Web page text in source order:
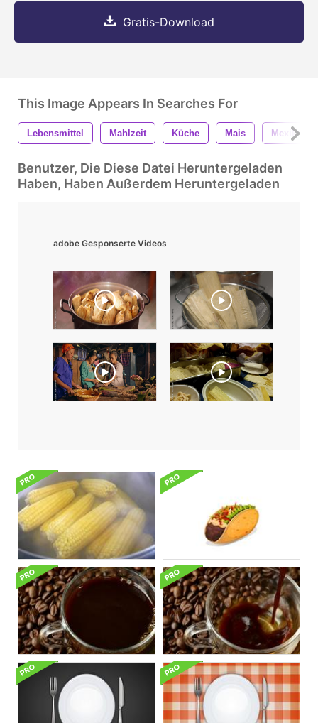
Gratis-Download
This Image Appears In Searches For
Lebensmittel Mahlzeit Küche Mais Mexikaner
Benutzer, Die Diese Datei Heruntergeladen
Haben, Haben Außerdem Heruntergeladen
adobe Gesponserte Videos